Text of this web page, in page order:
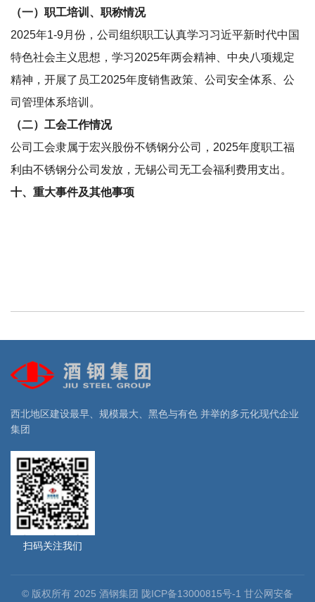
（一）职工培训、职称情况
2025年1-9月份，公司组织职工认真学习习近平新时代中国
特色社会主义思想，学习2025年两会精神、中央八项规定
精神，开展了员工2025年度销售政策、公司安全体系、公
司管理体系培训。
（二）工会工作情况
公司工会隶属于宏兴股份不锈钢分公司，2025年度职工福
利由不锈钢分公司发放，无锡公司无工会福利费用支出。
十、重大事件及其他事项
西北地区建设最早、规模最大、黑色与有色 并举的多元化现代企业
集团
扫码关注我们
© 版权所有 2025 酒钢集团 陇ICP备13000815号-1 甘公网安备